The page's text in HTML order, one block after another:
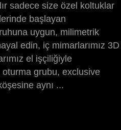
sadece size özel koltuklar
başlayan
uygun, milimetrik
edin, iç mimarlarımız 3D
el işçiliğiyle
grubu, exclusive
aynı ...